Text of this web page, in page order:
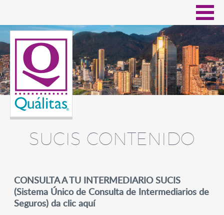
SUCIS CONTENIDO
CONSULTA A TU INTERMEDIARIO SUCIS
(Sistema Único de Consulta de Intermediarios de
Seguros) da clic aquí